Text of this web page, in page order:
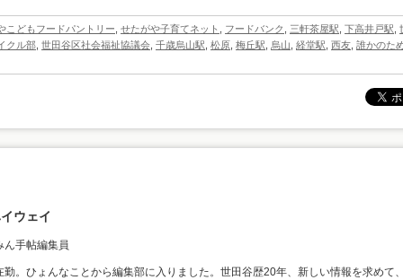
こどもフードパントリー せたがや子育てネット フードバンク 三軒茶屋駅 下高井戸駅
クル部 世田谷区社会福祉協議会 千歳烏山駅 松原 梅丘駅 烏山 経堂駅 西友 誰かのた
ウェイ
ん手帖編集員
勤。ひょんなことから編集部に入りました。世田谷歴20年、新しい情報を求めて